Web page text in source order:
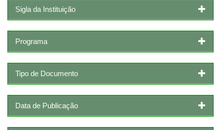
Sigla da Instituição
Programa
Tipo de Documento
Data de Publicação